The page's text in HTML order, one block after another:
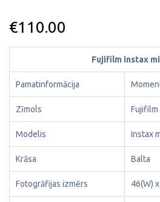
€110.00
Fujifilm instax
Pamatinformācija
Zīmols Fujifilm
Modelis Instax
Krāsa Balta
Fotogrāfijas izmērs 46(W)